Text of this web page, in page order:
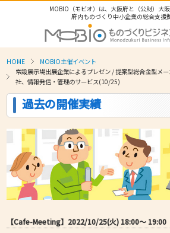
MOBIO（モビオ）は、大阪府と（公財）大
府内ものづくり中小企業の総合支援
HOME
MOBIO主催イベント
常設展示場出展企業によるプレゼン / 提案型総合金型メ
社、情報発信・管理のサービス(10/25)
過去の開催実績
【Cafe-Meeting】2022/10/25(火) 18:00〜 19:00